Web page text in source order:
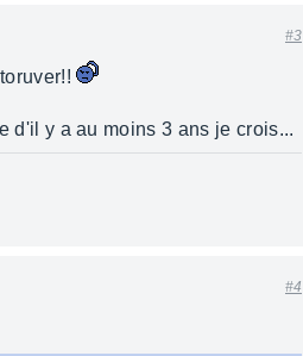
#3
d'il y a au moins 3 ans je crois...
#4